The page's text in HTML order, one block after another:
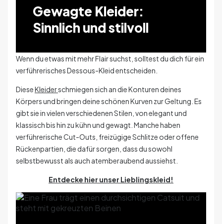
Gewagte Kleider:
Sinnlich und stilvoll
Wenn du etwas mit mehr Flair suchst, solltest du dich für ein
verführerisches Dessous-Kleid entscheiden.
DieseKleiderschmiegen sich an die Konturen deines
Körpers und bringen deine schönen Kurven zur Geltung. Es
gibt sie in vielen verschiedenen Stilen, von elegant und
klassisch bis hin zu kühn und gewagt. Manche haben
verführerische Cut-Outs, freizügige Schlitze oder offene
Rückenpartien, die dafür sorgen, dass du sowohl
selbstbewusst als auch atemberaubend aussiehst.
Entdecke hier unser Lieblingskleid!